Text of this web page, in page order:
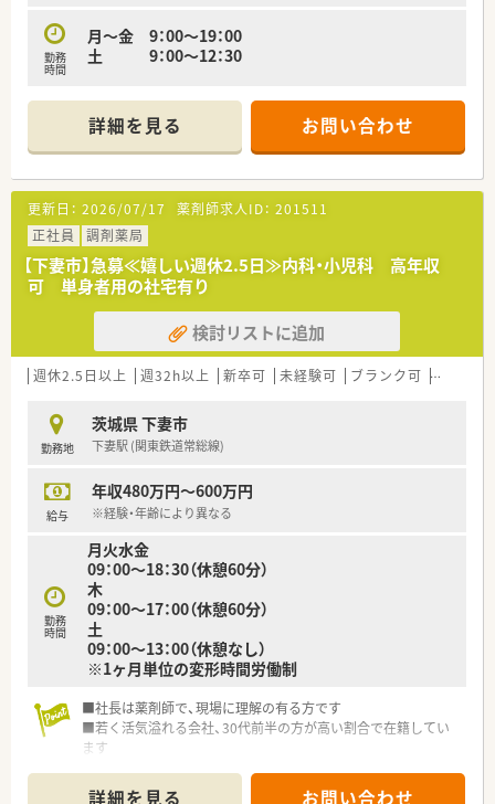
勤務
時間
月～金 9：00～19：00
土 9：00～12：30
詳細を見る お問い合わせ
更新日： 2026/07/17 薬剤師求人ID： 201511
正社員
調剤薬局
【下妻市】急募≪嬉しい週休2.5日≫内科・小児科 高年収
可 単身者用の社宅有り
検討リストに追加
週休2.5日以上 週32h以上 新卒可 未経験可 ブランク可 転勤なし
勤務地
茨城県 下妻市
下妻駅 (関東鉄道常総線)
給与
年収480万円～600万円
※経験・年齢により異なる
勤務
時間
月火水金
09：00～18：30（休憩60分）
木
09：00～17：00（休憩60分）
土
09：00～13：00（休憩なし）
※1ヶ月単位の変形時間労働制
■社長は薬剤師で、現場に理解の有る方です
■若く活気溢れる会社、30代前半の方が高い割合で在籍してい
ます
ポート薬局、飲食店も今後検討）
詳細を見る お問い合わせ